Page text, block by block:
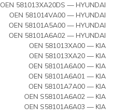
OEN 581013XA20DS — HYUNDAI
OEN 581014VA00 — HYUNDAI
OEN 58101A5A00 — HYUNDAI
OEN 58101A6A02 — HYUNDAI
OEN 581013XA00 — KIA
OEN 581013XA20 — KIA
OEN 58101A6A00 — KIA
OEN 58101A6A01 — KIA
OEN 58101A7A00 — KIA
OEN S58101A6A02 — KIA
OEN S58101A6A03 — KIA